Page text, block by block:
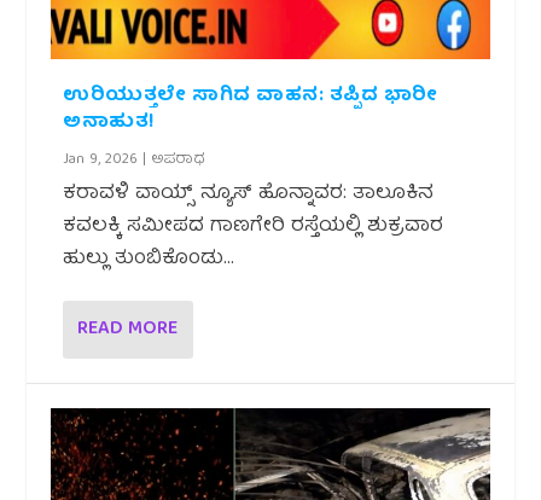
ಉರಿಯುತ್ತಲೇ ಸಾಗಿದ ವಾಹನ: ತಪ್ಪಿದ ಭಾರೀ
ಅನಾಹುತ!
Jan 9, 2026 | ಅಪರಾಧ
ಕರಾವಳಿ ವಾಯ್ಸ್ ನ್ಯೂಸ್ ಹೊನ್ನಾವರ: ತಾಲೂಕಿನ
ಕವಲಕ್ಕಿ ಸಮೀಪದ ಗಾಣಗೇರಿ ರಸ್ತೆಯಲ್ಲಿ ಶುಕ್ರವಾರ
ಹುಲ್ಲು ತುಂಬಿಕೊಂಡು...
READ MORE